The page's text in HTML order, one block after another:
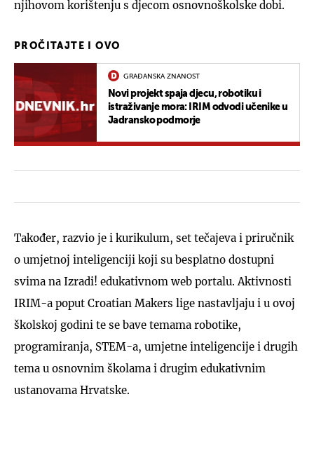
njihovom korištenju s djecom osnovnoškolske dobi.
PROČITAJTE I OVO
GRAĐANSKA ZNANOST
Novi projekt spaja djecu, robotiku i
istraživanje mora: IRIM odvodi učenike u
Jadransko podmorje
Također, razvio je i kurikulum, set tečajeva i priručnik
o umjetnoj inteligenciji koji su besplatno dostupni
svima na Izradi! edukativnom web portalu. Aktivnosti
IRIM-a poput Croatian Makers lige nastavljaju i u ovoj
školskoj godini te se bave temama robotike,
programiranja, STEM-a, umjetne inteligencije i drugih
tema u osnovnim školama i drugim edukativnim
ustanovama Hrvatske.